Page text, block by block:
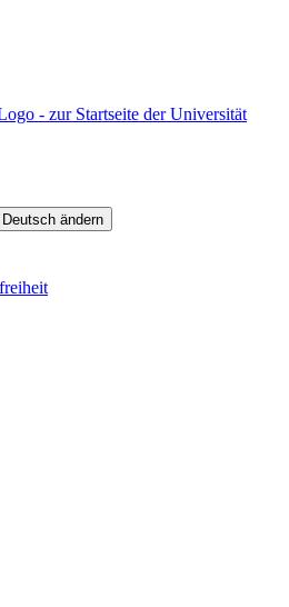
- zur Startseite der Universität
ändern